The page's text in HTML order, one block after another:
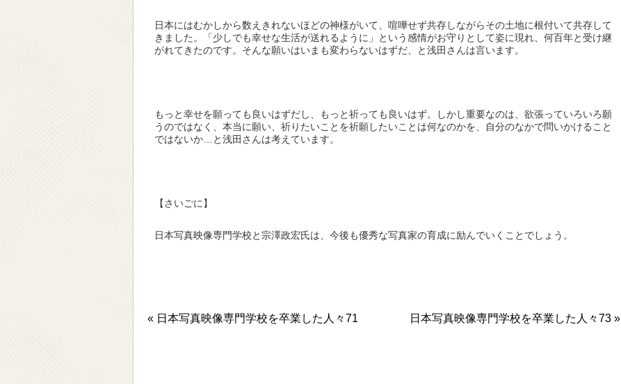
日本にはむかしから数えきれないほどの神様がいて、喧嘩せず共存しながらその土地に根付いて共存して
きました。「少しでも幸せな生活が送れるように」という感情がお守りとして姿に現れ、何百年と受け継
がれてきたのです。そんな願いはいまも変わらないはずだ、と浅田さんは言います。
もっと幸せを願っても良いはずだし、もっと祈っても良いはず。しかし重要なのは、欲張っていろいろ願
うのではなく、本当に願い、祈りたいことを祈願したいことは何なのかを、自分のなかで問いかけること
ではないか…と浅田さんは考えています。
【さいごに】
日本写真映像専門学校と宗澤政宏氏は、今後も優秀な写真家の育成に励んでいくことでしょう。
« 日本写真映像専門学校を卒業した人々71 日本写真映像専門学校を卒業した人々73 »